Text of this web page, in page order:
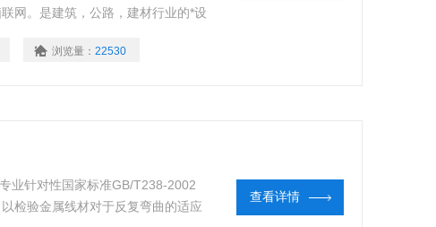
网。是建筑，公路，建材行业的*设
浏览量： 22530
业针对性国家标准GB/T238-2002
检验金属线材对于反复弯曲的适应
查看详情